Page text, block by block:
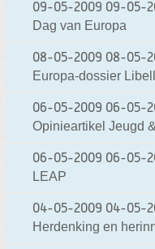
09-05-2009 09-05-
Dag van Europa
08-05-2009 08-05-
Europa-dossier
06-05-2009 06-05-
Opinieartikel Jeugd
06-05-2009 06-05-
LEAP
04-05-2009 04-05-
Herdenking en